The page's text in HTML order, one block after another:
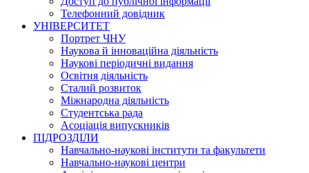
Телефонний довідник
УНІВЕРСИТЕТ
Портрет ЧНУ
Наукова й інноваційна діяльність
Наукові періодичні видання
Освітня діяльність
Сталий розвиток
Міжнародна діяльність
Студентська рада
Асоціація випускників
ПІДРОЗДІЛИ
Навчально-наукові інститути та факультети
Навчально-наукові центри